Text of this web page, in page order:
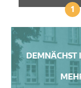
1
DEMNÄCHST